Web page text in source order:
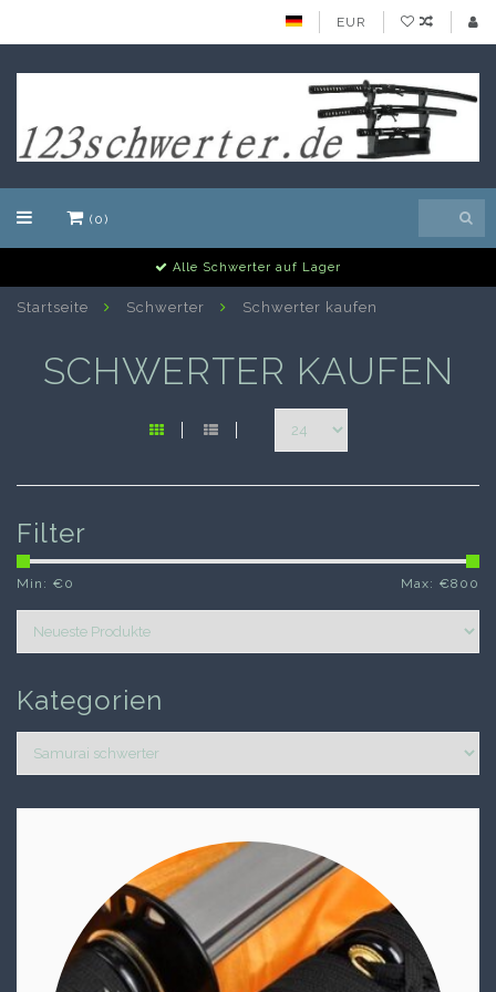
EUR
(0)
Alle Schwerter auf Lager
Startseite Schwerter Schwerter kaufen
SCHWERTER KAUFEN
Filter
Min: €0 Max: €800
Kategorien